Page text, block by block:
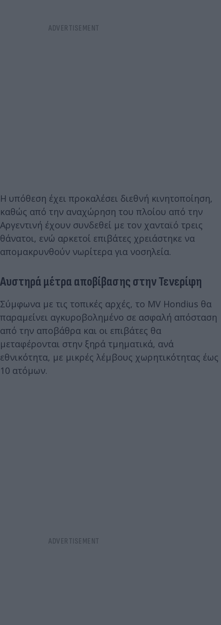
Η υπόθεση έχει προκαλέσει διεθνή κινητοποίηση,
καθώς από την αναχώρηση του πλοίου από την
Αργεντινή έχουν συνδεθεί με τον χανταϊό τρεις
θάνατοι, ενώ αρκετοί επιβάτες χρειάστηκε να
απομακρυνθούν νωρίτερα για νοσηλεία.
Αυστηρά μέτρα αποβίβασης στην Τενερίφη
Σύμφωνα με τις τοπικές αρχές, το MV Hondius θα
παραμείνει αγκυροβολημένο σε ασφαλή απόσταση
από την αποβάθρα και οι επιβάτες θα
μεταφέρονται στην ξηρά τμηματικά, ανά
εθνικότητα, με μικρές λέμβους χωρητικότητας έως
10 ατόμων.